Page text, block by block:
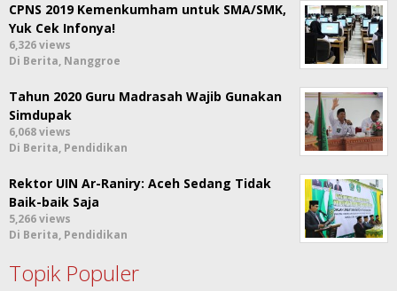
CPNS 2019 Kemenkumham untuk SMA/SMK,
Yuk Cek Infonya!
6,326 views
Di Berita, Nanggroe
Tahun 2020 Guru Madrasah Wajib Gunakan
Simdupak
6,068 views
Di Berita, Pendidikan
Rektor UIN Ar-Raniry: Aceh Sedang Tidak
Baik-baik Saja
5,266 views
Di Berita, Pendidikan
Topik Populer